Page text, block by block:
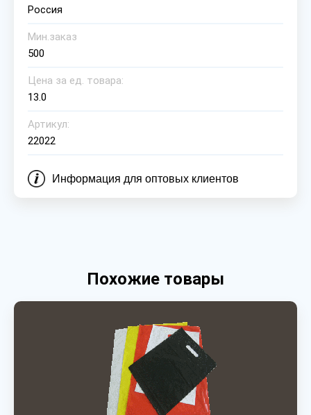
Россия
Мин.заказ
500
Цена за ед. товара:
13.0
Артикул:
22022
Информация для оптовых клиентов
Похожие товары